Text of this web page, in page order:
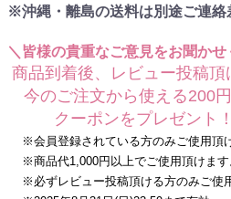
※沖縄・離島の送料は別途ご連絡
＼皆様の貴重なご意見をお聞かせ
商品到着後、レビュー投稿頂
今のご注文から使える200円
クーポンをプレゼント！
※会員登録されている方のみご使用頂け
※商品代1,000円以上でご使用頂けます
※必ずレビュー投稿頂ける方のみご使用